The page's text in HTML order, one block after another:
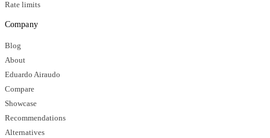
Rate limits
Company
Blog
About
Eduardo Airaudo
Compare
Showcase
Recommendations
Alternatives